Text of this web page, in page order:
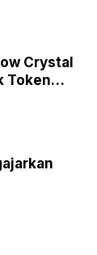
Crystal
Token